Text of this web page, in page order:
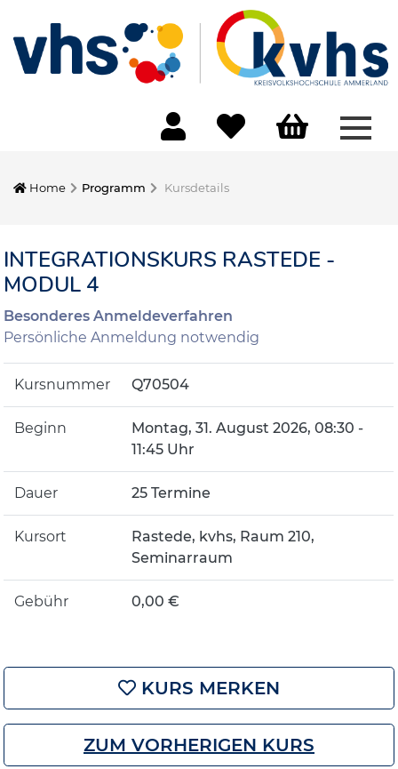
Home Programm Kursdetails
INTEGRATIONSKURS RASTEDE -
MODUL 4
Besonderes Anmeldeverfahren
Persönliche Anmeldung notwendig
Kursnummer Q70504
Beginn
Montag, 31. August 2026, 08:30 -
11:45 Uhr
Dauer 25 Termine
Kursort
Rastede, kvhs, Raum 210,
Seminarraum
Gebühr 0,00 €
KURS MERKEN
ZUM VORHERIGEN KURS